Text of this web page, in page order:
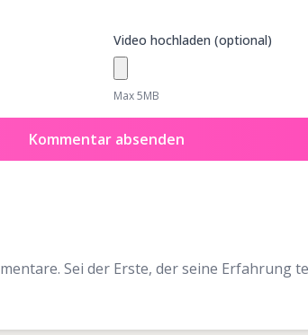
Video hochladen (optional)
Max 5MB
Kommentar absenden
Sei der Erste, der seine Erfahrung